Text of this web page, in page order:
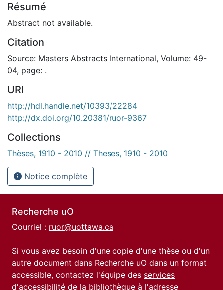
Résumé
Abstract not available.
Citation
Source: Masters Abstracts International, Volume: 49-
04, page: .
URI
http://hdl.handle.net/10393/22284
http://dx.doi.org/10.20381/ruor-9367
Collections
Thèses, 1910 - 2010 // Theses, 1910 - 2010
Notice complète
Recherche uO
Courriel : ruor@uottawa.ca
Si vous avez besoin d'une copie d'une thèse ou d'un
autre document dans Recherche uO dans un format
accessible, contactez l'équipe des services
d'accessibilité de la bibliothèque à l'adresse